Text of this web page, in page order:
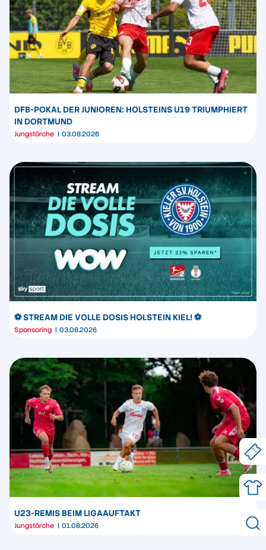
DFB-POKAL DER JUNIOREN: HOLSTEINS U19 TRIUMPHIERT
IN DORTMUND
Jungstörche 03.08.2026
⚽️ STREAM DIE VOLLE DOSIS HOLSTEIN KIEL! ⚽️
Sponsoring 03.08.2026
U23-REMIS BEIM LIGAAUFTAKT
Jungstörche 01.08.2026